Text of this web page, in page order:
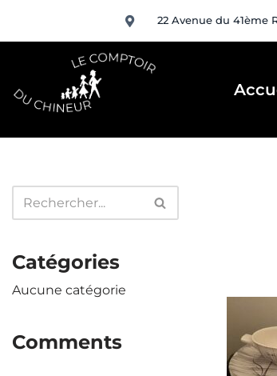
Aller
22 Avenue du 41ème
Catégories
Aucune catégorie
Comments